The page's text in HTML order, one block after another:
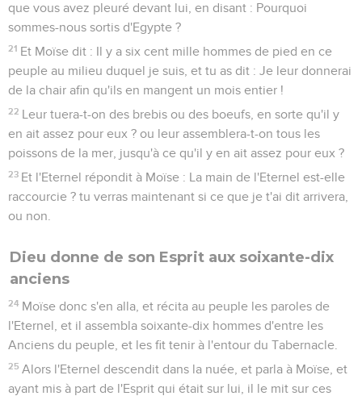
que vous avez pleuré devant lui, en disant : Pourquoi
sommes-nous sortis d'Egypte ?
21 Et Moïse dit : Il y a six cent mille hommes de pied en ce
peuple au milieu duquel je suis, et tu as dit : Je leur donnerai
de la chair afin qu'ils en mangent un mois entier !
22 Leur tuera-t-on des brebis ou des boeufs, en sorte qu'il y
en ait assez pour eux ? ou leur assemblera-t-on tous les
poissons de la mer, jusqu'à ce qu'il y en ait assez pour eux ?
23 Et l'Eternel répondit à Moïse : La main de l'Eternel est-elle
raccourcie ? tu verras maintenant si ce que je t'ai dit arrivera,
ou non.
Dieu donne de son Esprit aux soixante-dix
anciens
24 Moïse donc s'en alla, et récita au peuple les paroles de
l'Eternel, et il assembla soixante-dix hommes d'entre les
Anciens du peuple, et les fit tenir à l'entour du Tabernacle.
25 Alors l'Eternel descendit dans la nuée, et parla à Moïse, et
ayant mis à part de l'Esprit qui était sur lui, il le mit sur ces